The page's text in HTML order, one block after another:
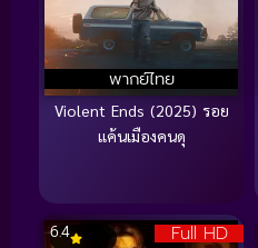
พากย์ไทย
Violent Ends (2025) รอย
แค้นเมืองคนดุ
Full HD
6.4